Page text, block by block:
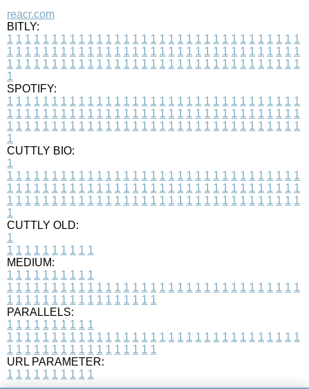
reacr.com
BITLY:
1 1 1 1 1 1 1 1 1 1 1 1 1 1 1 1 1 1 1 1 1 1 1 1 1 1 1 1 1 1 1 1 1
1 1 1 1 1 1 1 1 1 1 1 1 1 1 1 1 1 1 1 1 1 1 1 1 1 1 1 1 1 1 1 1 1
1 1 1 1 1 1 1 1 1 1 1 1 1 1 1 1 1 1 1 1 1 1 1 1 1 1 1 1 1 1 1 1 1
1
SPOTIFY:
1 1 1 1 1 1 1 1 1 1 1 1 1 1 1 1 1 1 1 1 1 1 1 1 1 1 1 1 1 1 1 1 1
1 1 1 1 1 1 1 1 1 1 1 1 1 1 1 1 1 1 1 1 1 1 1 1 1 1 1 1 1 1 1 1 1
1 1 1 1 1 1 1 1 1 1 1 1 1 1 1 1 1 1 1 1 1 1 1 1 1 1 1 1 1 1 1 1 1
1
CUTTLY BIO:
1
1 1 1 1 1 1 1 1 1 1 1 1 1 1 1 1 1 1 1 1 1 1 1 1 1 1 1 1 1 1 1 1 1
1 1 1 1 1 1 1 1 1 1 1 1 1 1 1 1 1 1 1 1 1 1 1 1 1 1 1 1 1 1 1 1 1
1 1 1 1 1 1 1 1 1 1 1 1 1 1 1 1 1 1 1 1 1 1 1 1 1 1 1 1 1 1 1 1 1
1
CUTTLY OLD:
1
1 1 1 1 1 1 1 1 1 1
MEDIUM:
1 1 1 1 1 1 1 1 1 1
1 1 1 1 1 1 1 1 1 1 1 1 1 1 1 1 1 1 1 1 1 1 1 1 1 1 1 1 1 1 1 1 1
1 1 1 1 1 1 1 1 1 1 1 1 1 1 1 1 1
PARALLELS:
1 1 1 1 1 1 1 1 1 1
1 1 1 1 1 1 1 1 1 1 1 1 1 1 1 1 1 1 1 1 1 1 1 1 1 1 1 1 1 1 1 1 1
1 1 1 1 1 1 1 1 1 1 1 1 1 1 1 1 1
URL PARAMETER:
1 1 1 1 1 1 1 1 1 1